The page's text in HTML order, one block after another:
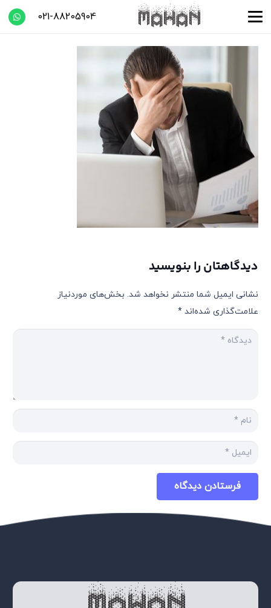
021-88205904
دیدگاهتان را بنویسید
نشانی ایمیل شما منتشر نخواهد شد. بخش‌های موردنیاز
علامت‌گذاری شده‌اند *
فرستادن دیدگاه